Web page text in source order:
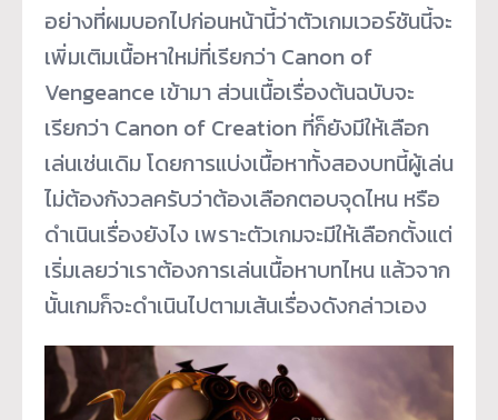
อย่างที่ผมบอกไปก่อนหน้านี้ว่าตัวเกมเวอร์ชันนี้จะ
เพิ่มเติมเนื้อหาใหม่ที่เรียกว่า Canon of
Vengeance เข้ามา ส่วนเนื้อเรื่องต้นฉบับจะ
เรียกว่า Canon of Creation ที่ก็ยังมีให้เลือก
เล่นเช่นเดิม โดยการแบ่งเนื้อหาทั้งสองบทนี้ผู้เล่น
ไม่ต้องกังวลครับว่าต้องเลือกตอบจุดไหน หรือ
ดำเนินเรื่องยังไง เพราะตัวเกมจะมีให้เลือกตั้งแต่
เริ่มเลยว่าเราต้องการเล่นเนื้อหาบทไหน แล้วจาก
นั้นเกมก็จะดำเนินไปตามเส้นเรื่องดังกล่าวเอง